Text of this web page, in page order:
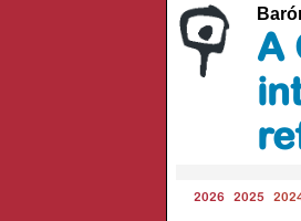
A
2026 2025